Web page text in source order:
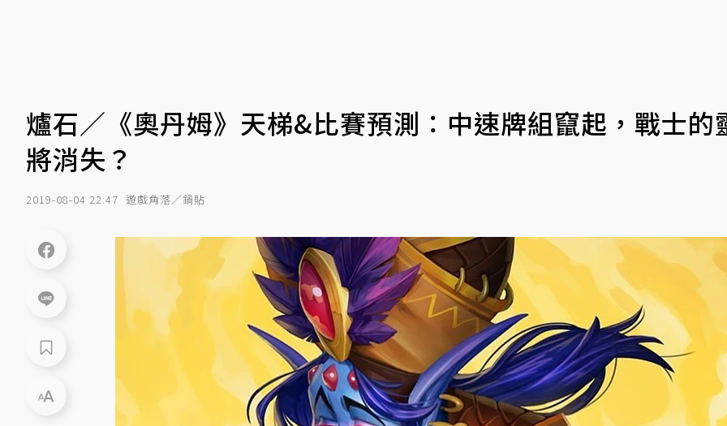
爐石／《奧丹姆》天梯&比賽預測：中速牌組竄起，戰士的
將消失？
2019-08-04 22:47 遊戲角落／鍋貼